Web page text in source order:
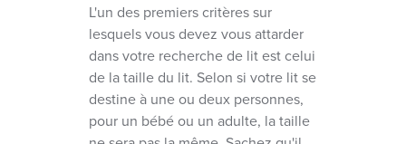
L'un des premiers critères sur
lesquels vous devez vous attarder
dans votre recherche de lit est celui
de la taille du lit. Selon si votre lit se
destine à une ou deux personnes,
pour un bébé ou un adulte, la taille